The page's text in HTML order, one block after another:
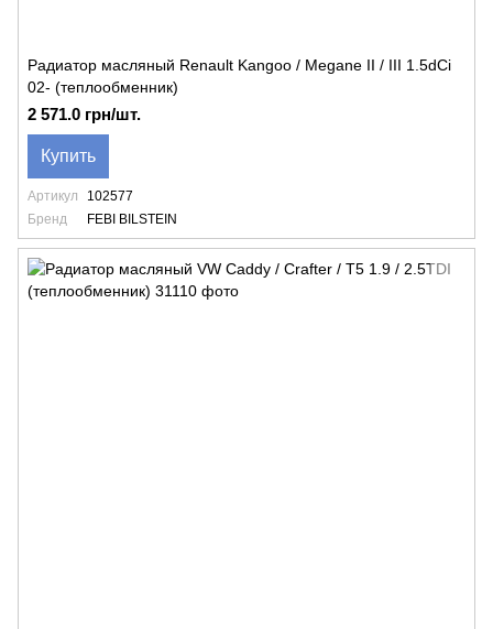
Радиатор масляный Renault Kangoo / Megane II / III 1.5dCi
02- (теплообменник)
2 571.0 грн/шт.
Купить
Артикул
102577
Бренд
FEBI BILSTEIN